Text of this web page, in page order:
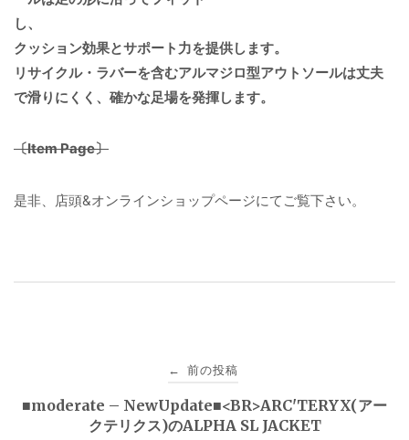
し、
クッション効果とサポート力を提供します。
リサイクル・ラバーを含むアルマジロ型アウトソールは丈夫
で滑りにくく、確かな足場を発揮します。
〔Item Page〕
是非、店頭&オンラインショップページにてご覧下さい。
稿
← 前の投稿
■moderate – NewUpdate■<BR>ARC'TERYX(アー
クテリクス)のALPHA SL JACKET